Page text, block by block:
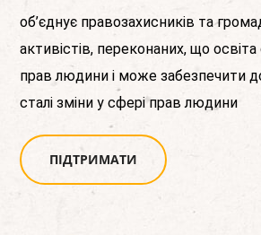
об’єднує правозахисників та
активістів, переконаних, що
прав людини і може забезпечити
сталі зміни у сфері прав людини
ПІДТРИМАТИ